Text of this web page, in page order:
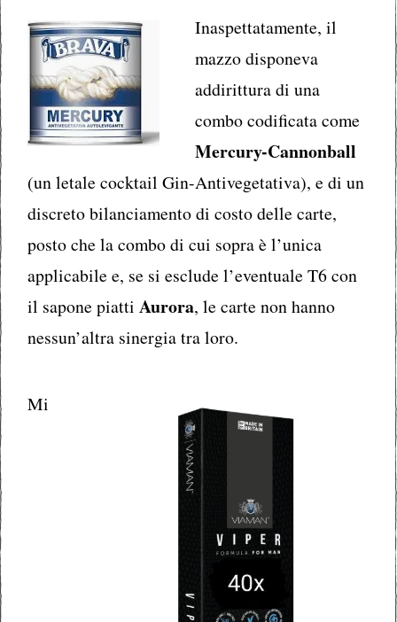
Inaspettatamente, il
mazzo disponeva
addirittura di una
combo codificata come
Mercury-Cannonball
(un letale cocktail Gin-Antivegetativa), e di un
discreto bilanciamento di costo delle carte,
posto che la combo di cui sopra è l’unica
applicabile e, se si esclude l’eventuale T6 con
il sapone piattiAurora, le carte non hanno
nessun’altra sinergia tra loro.
Mi